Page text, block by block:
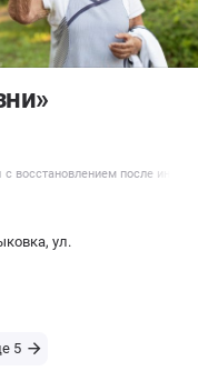
восстановлением после
ул.
5